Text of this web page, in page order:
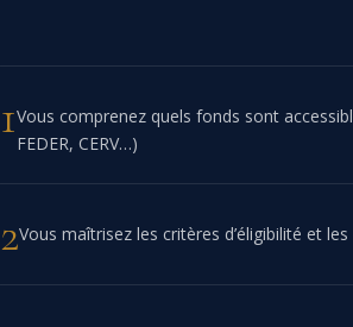
1Vous comprenez quels fonds sont
FEDER, CERV…)
2Vous maîtrisez les critères d’éligibilité et